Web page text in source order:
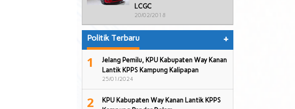
LCGC
20/02/2018
Politik Terbaru +
1
Jelang Pemilu, KPU Kabupaten Way Kanan
Lantik KPPS Kampung Kalipapan
25/01/2024
2
KPU Kabupaten Way Kanan Lantik KPPS